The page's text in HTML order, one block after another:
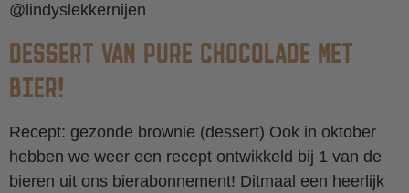
@lindyslekkernijen
DESSERT VAN PURE CHOCOLADE MET
BIER!
Recept: gezonde brownie (dessert) Ook in oktober
hebben we weer een recept ontwikkeld bij 1 van de
bieren uit ons bierabonnement! Ditmaal een heerlijk